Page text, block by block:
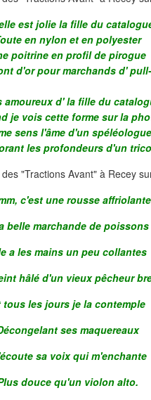
est jolie la fille du
en nylon et en polyester
poitrine en profil de pirogue
d'or pour marchands d'
amoureux d' la fille du
je vois cette forme sur la
sens l'âme d'un
les profondeurs d'un
c'est une rousse affriolante
belle marchande de poissons
a les mains un peu collantes
hâlé d'un vieux pêcheur
tous les jours je la contemple
ses maquereaux
sa voix qui m'enchante
douce qu'un violon alto.